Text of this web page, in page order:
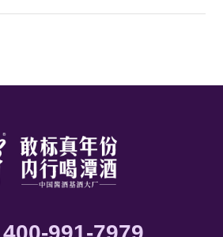
海国际酒交会”将举行“世界名酒产区